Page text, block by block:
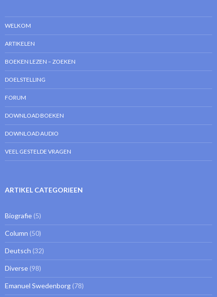
WELKOM
ARTIKELEN
BOEKEN LEZEN – ZOEKEN
DOELSTELLING
FORUM
DOWNLOAD BOEKEN
DOWNLOAD AUDIO
VEEL GESTELDE VRAGEN
ARTIKEL CATEGORIEEN
Biografie (5)
Column (50)
Deutsch (32)
Diverse (98)
Emanuel Swedenborg (78)